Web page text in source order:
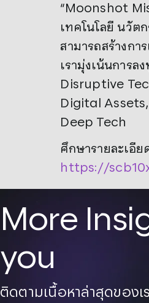
“Moonshot
เทคโนโลยี นวัต
สามารถสร้างกา
เรามุ่งเน้นการล
Disruptive
Digital
Deep Tech
ศึกษารายละเอีย
https://
More
you
ติดตามเนื้อหาล่าสุดของเ